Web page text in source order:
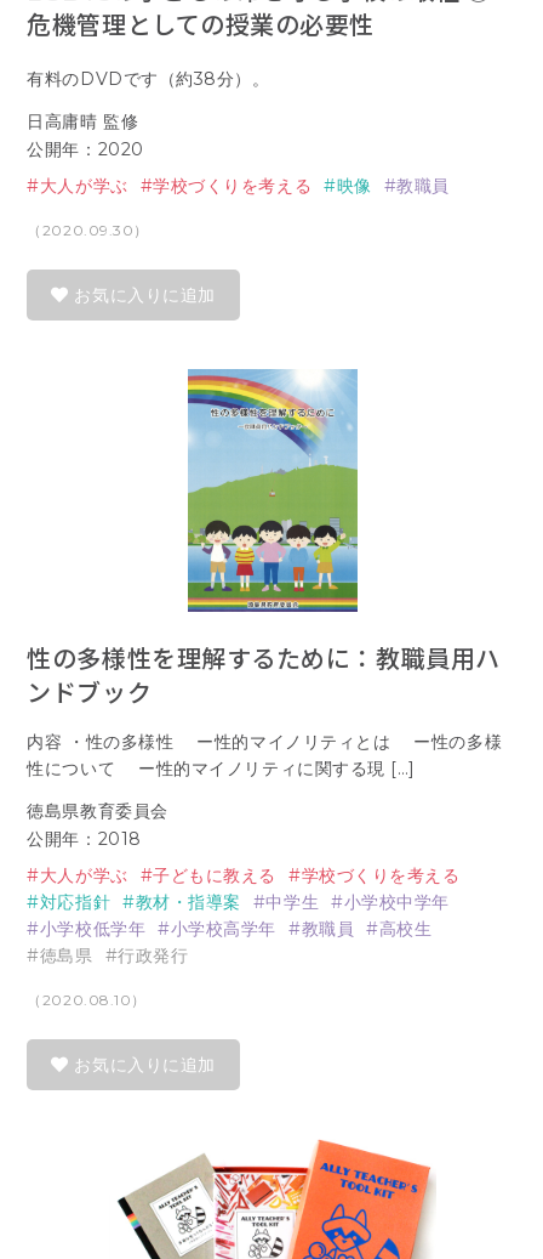
危機管理としての授業の必要性
有料のDVDです（約38分）。
日高庸晴 監修
公開年：2020
大人が学ぶ
学校づくりを考える 映像 教職員
（2020.09.30）
お気に入りに追加
性の多様性を理解するために：教職員用ハ
ンドブック
内容 ・性の多様性 ー性的マイノリティとは ー性の多様
性について ー性的マイノリティに関する現 […]
徳島県教育委員会
公開年：2018
大人が学ぶ
子どもに教える
学校づくりを考える
対応指針
教材・指導案 中学生
小学校中学年
小学校低学年
小学校高学年 教職員
高校生
徳島県
行政発行
（2020.08.10）
お気に入りに追加